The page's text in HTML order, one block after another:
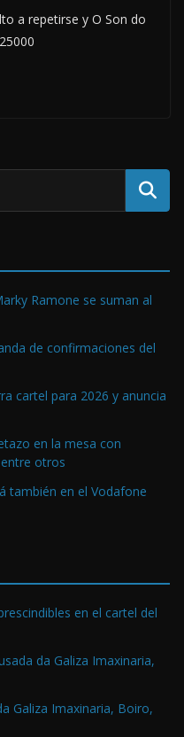
a repetirse y O Son do
Ramone se suman al
de confirmaciones del
cartel para 2026 y anuncia
en la mesa con
otros
también en el Vodafone
en el cartel del
da Galiza Imaxinaria,
Galiza Imaxinaria, Boiro,